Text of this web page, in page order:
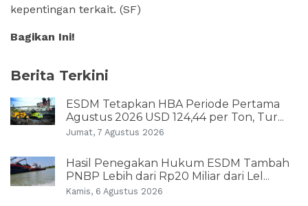
kepentingan terkait. (SF)
Bagikan Ini!
Berita Terkini
ESDM Tetapkan HBA Periode Pertama
Agustus 2026 USD 124,44 per Ton, Tur...
Jumat, 7 Agustus 2026
Hasil Penegakan Hukum ESDM Tambah
PNBP Lebih dari Rp20 Miliar dari Lel...
Kamis, 6 Agustus 2026